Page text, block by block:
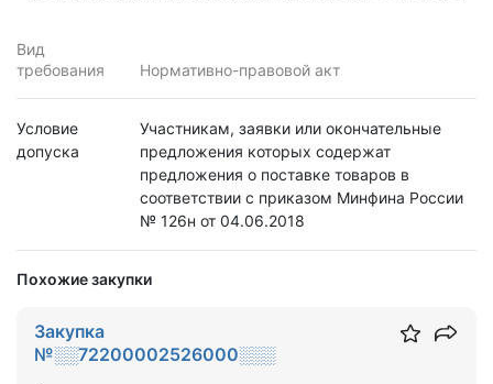
Вид
требования
Нормативно-правовой акт
Условие
допуска
Участникам, заявки или окончательные
предложения которых содержат
предложения о поставке товаров в
соответствии с приказом Минфина России
№ 126н от 04.06.2018
Похожие закупки
Закупка
№░░72200002526000░░░